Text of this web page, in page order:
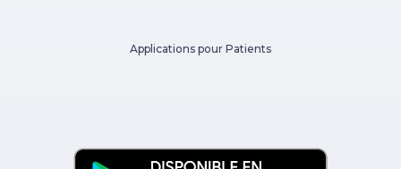
Applications pour Patients